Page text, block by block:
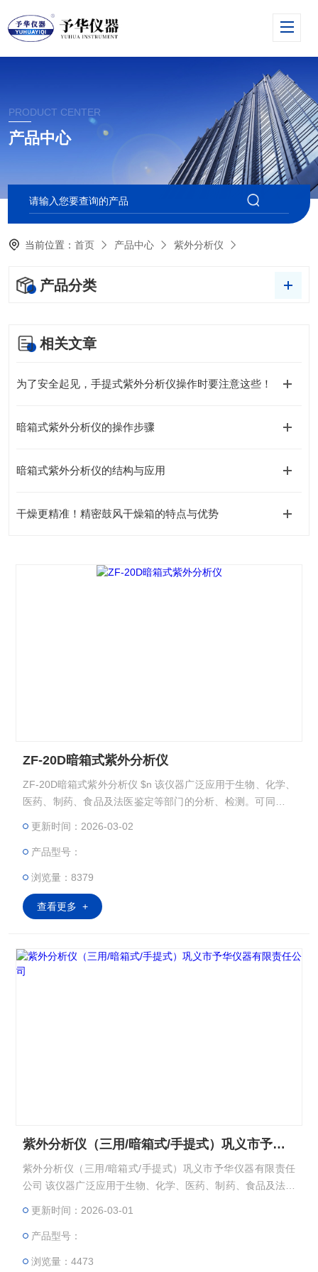
PRODUCT CENTER
产品中心
当前位置：首页 产品中心 紫外分析仪
产品分类
相关文章
为了安全起见，手提式紫外分析仪操作时要注意这些！
暗箱式紫外分析仪的操作步骤
暗箱式紫外分析仪的结构与应用
干燥更精准！精密鼓风干燥箱的特点与优势
ZF-20D暗箱式紫外分析仪
ZF-20D暗箱式紫外分析仪 $n 该仪器广泛应用于生物、化学、
医药、制药、食品及法医鉴定等部门的分析、检测。可同时发
特别适宜做薄层分析和纸层分析的班点和检测。
更新时间：2026-03-02
产品型号：
浏览量：8379
查看更多 +
紫外分析仪（三用/暗箱式/手提式）巩义市予华仪器有限责任公司
紫外分析仪（三用/暗箱式/手提式）巩义市予华仪器有限责任
公司 该仪器广泛应用于生物、化学、医药、制药、食品及法医
更新时间：2026-03-01
产品型号：
浏览量：4473